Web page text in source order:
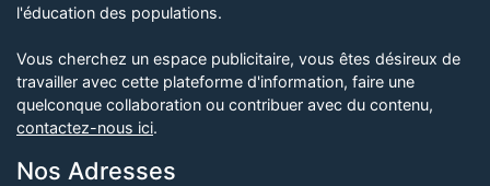
l'éducation des populations.
Vous cherchez un espace publicitaire, vous êtes désireux de
travailler avec cette plateforme d'information, faire une
quelconque collaboration ou contribuer avec du contenu,
contactez-nous ici.
Nos Adresses